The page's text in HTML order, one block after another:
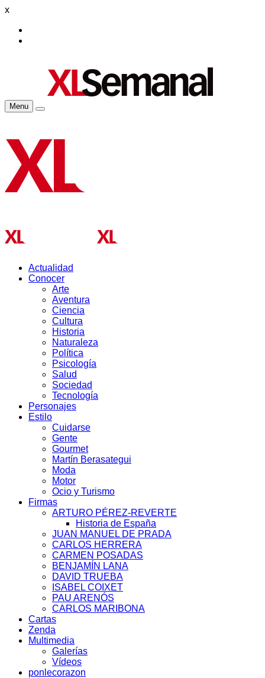
x
Menu
Actualidad
Conocer
Arte
Aventura
Ciencia
Cultura
Historia
Naturaleza
Política
Psicología
Salud
Sociedad
Tecnología
Personajes
Estilo
Cuidarse
Gente
Gourmet
Martín Berasategui
Moda
Motor
Ocio y Turismo
Firmas
ARTURO PÉREZ-REVERTE
Historia de España
JUAN MANUEL DE PRADA
CARLOS HERRERA
CARMEN POSADAS
BENJAMÍN LANA
DAVID TRUEBA
ISABEL COIXET
PAU ARENÓS
CARLOS MARIBONA
Cartas
Zenda
Multimedia
Galerías
Vídeos
ponlecorazon